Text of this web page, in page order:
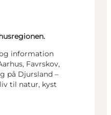
information
Favrskov,
på Djursland –
til natur, kyst